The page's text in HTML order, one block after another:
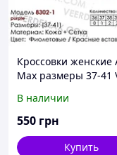
Кроссовки женские
Max размеры 37-41
см)
В наличии
550 грн
Купить